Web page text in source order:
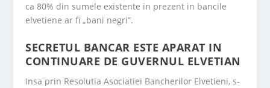
ca 80% din sumele existente in prezent in bancile
elvetiene ar fi „bani negri”.
SECRETUL BANCAR ESTE APARAT IN
CONTINUARE DE GUVERNUL ELVETIAN
Insa prin Resolutia Asociatiei Bancherilor Elvetieni, s-